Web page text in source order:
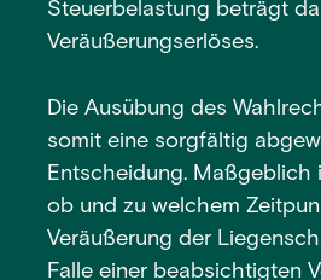
Steuerbelastung beträgt
Veräußerungserlöses.
Die Ausübung des
somit eine sorgfältig
Entscheidung. Maßgeblich
ob und zu welchem
Veräußerung der
Falle einer beabsichtigten